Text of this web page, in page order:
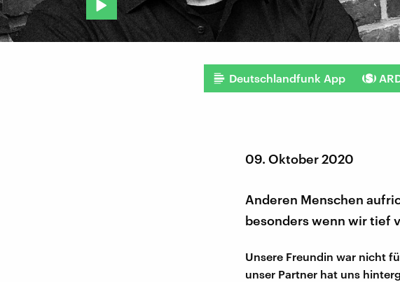
Deutschlandfunk App
09. Oktober 2020
Anderen Menschen
besonders wenn wir tief
Unsere Freundin war nicht
unser Partner hat uns